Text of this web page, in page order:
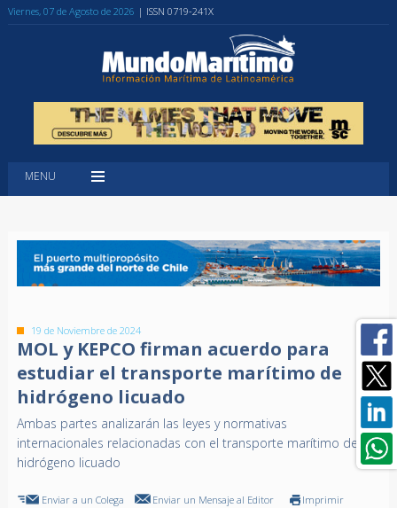
Viernes, 07 de Agosto de 2026 | ISSN 0719-241X
MENU
19 de Noviembre de 2024
MOL y KEPCO firman acuerdo para
estudiar el transporte marítimo de
hidrógeno licuado
Ambas partes analizarán las leyes y normativas
internacionales relacionadas con el transporte marítimo de
hidrógeno licuado
Enviar a un Colega Enviar un Mensaje al Editor Imprimir